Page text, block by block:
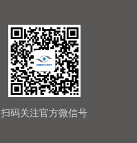
扫码关注官方微信号